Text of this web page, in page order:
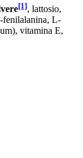
[1], lattosio,
fenilalanina, L-
vitamina E,